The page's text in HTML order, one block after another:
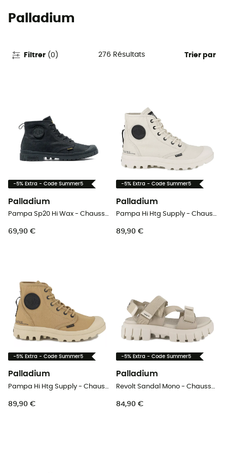
Palladium
Filtrer (0 ) 276 Résultats Trier par
-5% Extra - Code Summer5
Palladium
Pampa Sp20 Hi Wax - Chaussures lifestyle
69,90 €
-5% Extra - Code Summer5
Palladium
Pampa Hi Htg Supply - Chaussures lifestyle
89,90 €
-5% Extra - Code Summer5
Palladium
Pampa Hi Htg Supply - Chaussures lifestyle
89,90 €
-5% Extra - Code Summer5
Palladium
Revolt Sandal Mono - Chaussures lifestyle femme
84,90 €